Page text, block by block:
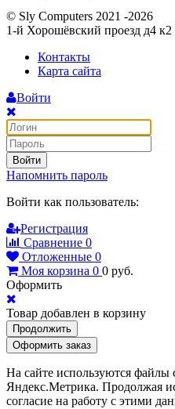
© Sly Computers 2021 -2026
1-й Хорошёвский проезд д4 к2
Контакты
Карта сайта
Войти
Войти
Напомнить пароль
Войти как пользователь:
Регистрация
Сравнение 0
Отложенные 0
Моя корзина 0 0 руб.
Оформить
Товар добавлен в корзину
Продолжить
Оформить заказ
На сайте используются файлы
Яндекс.Метрика. Продолжая
согласие на работу с этими